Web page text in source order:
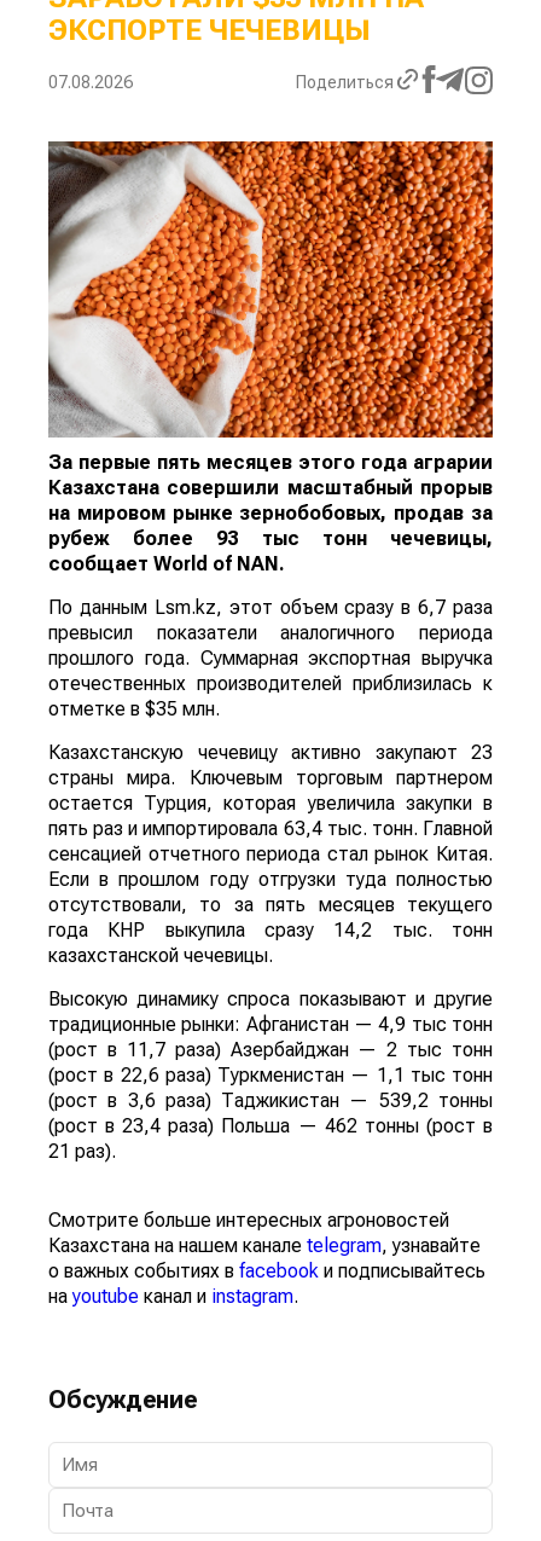
ЭКСПОРТЕ ЧЕЧЕВИЦЫ
07.08.2026 Поделиться
За первые пять месяцев этого года аграрии
Казахстана совершили масштабный прорыв
на мировом рынке зернобобовых, продав за
рубеж более 93 тыс тонн чечевицы,
сообщает World of NAN.
По данным Lsm.kz, этот объем сразу в 6,7 раза
превысил показатели аналогичного периода
прошлого года. Суммарная экспортная выручка
отечественных производителей приблизилась к
отметке в $35 млн.
Казахстанскую чечевицу активно закупают 23
страны мира. Ключевым торговым партнером
остается Турция, которая увеличила закупки в
пять раз и импортировала 63,4 тыс. тонн. Главной
сенсацией отчетного периода стал рынок Китая.
Если в прошлом году отгрузки туда полностью
отсутствовали, то за пять месяцев текущего
года КНР выкупила сразу 14,2 тыс. тонн
казахстанской чечевицы.
Высокую динамику спроса показывают и другие
традиционные рынки: Афганистан — 4,9 тыс тонн
(рост в 11,7 раза) Азербайджан — 2 тыс тонн
(рост в 22,6 раза) Туркменистан — 1,1 тыс тонн
(рост в 3,6 раза) Таджикистан — 539,2 тонны
(рост в 23,4 раза) Польша — 462 тонны (рост в
21 раз).
Смотрите больше интересных агроновостей
Казахстана на нашем канале telegram, узнавайте
о важных событиях в facebook и подписывайтесь
наyoutube канал и instagram.
Обсуждение